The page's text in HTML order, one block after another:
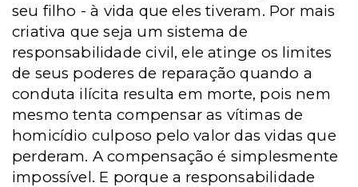
seu filho - à vida que eles tiveram. Por mais
criativa que seja um sistema de
responsabilidade civil, ele atinge os limites
de seus poderes de reparação quando a
conduta ilícita resulta em morte, pois nem
mesmo tenta compensar as vítimas de
homicídio culposo pelo valor das vidas que
perderam. A compensação é simplesmente
impossível. E porque a responsabilidade